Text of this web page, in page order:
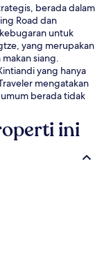
berada dalam
Road dan
untuk
yang merupakan
siang.
yang hanya
mengatakan
berada tidak
ini